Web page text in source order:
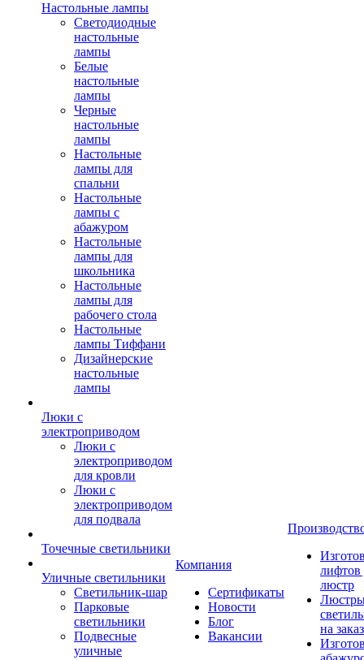
Настольные лампы
Светодиодные
настольные
лампы
Белые
настольные
лампы
Черные
настольные
лампы
Настольные
лампы для
спальни
Настольные
лампы с
абажуром
Настольные
лампы для
школьника
Настольные
лампы для
рабочего стола
Настольные
лампы Тиффани
Дизайнерские
настольные
лампы
Люки с
электроприводом
Люки с
электроприводом
для кровли
Люки с
электроприводом
для подвала
Точечные светильники
Уличные светильники
Светильник-шар
Парковые
светильники
Подвесные
уличные
Компания
Сертификаты
Новости
Блог
Вакансии
лифтов
люстр
на заказ